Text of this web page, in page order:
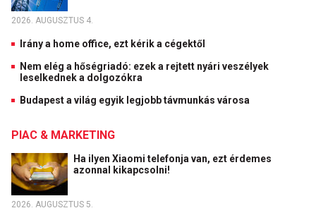
2026. AUGUSZTUS 4.
Irány a home office, ezt kérik a cégektől
Nem elég a hőségriadó: ezek a rejtett nyári veszélyek
leselkednek a dolgozókra
Budapest a világ egyik legjobb távmunkás városa
PIAC & MARKETING
Ha ilyen Xiaomi telefonja van, ezt érdemes
azonnal kikapcsolni!
2026. AUGUSZTUS 5.